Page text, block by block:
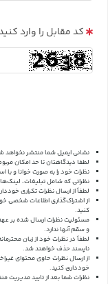
کد مقابل را وارد
نشانی ایمیل شما منتشر نخواهد
لطفا دیدگاهتان تا حد امکان
نظرات خود را به صورت خوانا و با
نظراتی که شامل تبلیغات،
لطفاً از ارسال نظرات تکراری
از اشتراک‌گذاری اطلاعات شخصی
کنید.
مسئولیت نظرات ارسال شده بر
و سقم آنها ندارد.
لطفاً در نظرات خود از زبان
ناپسند حذف خواهند شد.
از ارسال نظرات حاوی محتوای
خودداری کنید.
نظرات شما بعد از تایید مدیریت